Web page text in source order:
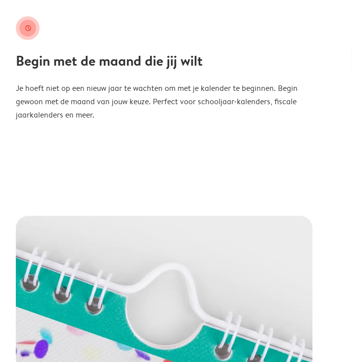
clock
Begin met de maand die jij wilt
Je hoeft niet op een nieuw jaar te wachten om met je kalender te beginnen. Begin
gewoon met de maand van jouw keuze. Perfect voor schooljaar-kalenders, fiscale
jaarkalenders en meer.